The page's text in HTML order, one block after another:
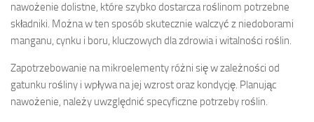
nawożenie dolistne, które szybko dostarcza roślinom potrzebne
składniki. Można w ten sposób skutecznie walczyć z niedoborami
manganu, cynku i boru, kluczowych dla zdrowia i witalności roślin.
Zapotrzebowanie na mikroelementy różni się w zależności od
gatunku rośliny i wpływa na jej wzrost oraz kondycję. Planując
nawożenie, należy uwzględnić specyficzne potrzeby roślin.